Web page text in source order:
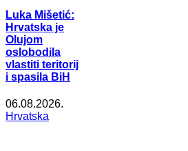
Luka Mišetić:
Hrvatska je
Olujom
oslobodila
vlastiti teritorij
i spasila BiH
06.08.2026.
Hrvatska